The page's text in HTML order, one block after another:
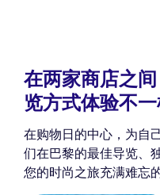
在两家商店之
览方式体验不一
在购物日的中心，为自
们在巴黎的最佳导览、
您的时尚之旅充满难忘